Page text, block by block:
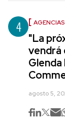
4 AGENCIAS
"La
vendrá
agosto 5,